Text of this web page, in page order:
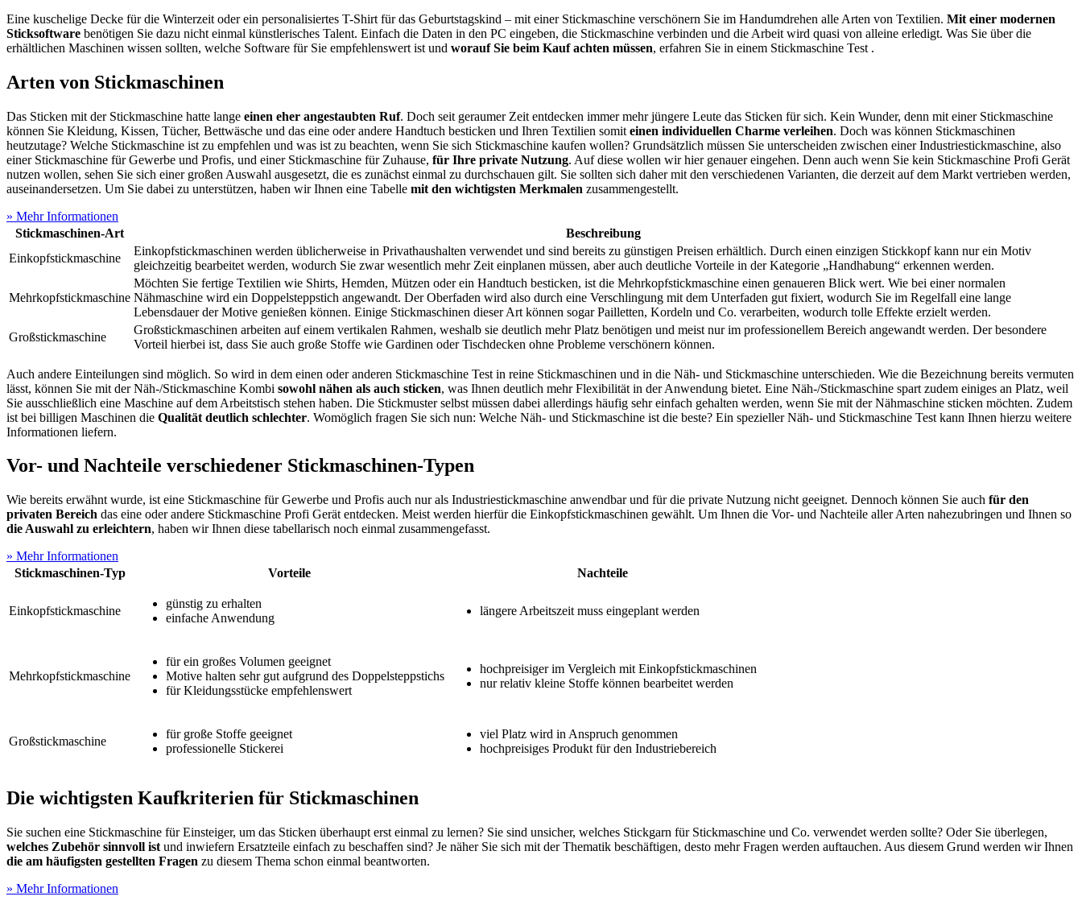
Eine kuschelige Decke für die Winterzeit oder ein personalisiertes T-Shirt für das Geburtstagskind – mit einer Stickmaschine verschönern Sie im Handumdrehen alle Arten von Textilien. Mit einer modernen
Sticksoftware benötigen Sie dazu nicht einmal künstlerisches Talent. Einfach die Daten in den PC eingeben, die Stickmaschine verbinden und die Arbeit wird quasi von alleine erledigt. Was Sie über die
erhältlichen Maschinen wissen sollten, welche Software für Sie empfehlenswert ist und worauf Sie beim Kauf achten müssen, erfahren Sie in einem Stickmaschine Test .
Arten von Stickmaschinen
Das Sticken mit der Stickmaschine hatte lange einen eher angestaubten Ruf. Doch seit geraumer Zeit entdecken immer mehr jüngere Leute das Sticken für sich. Kein Wunder, denn mit einer Stickmaschine
können Sie Kleidung, Kissen, Tücher, Bettwäsche und das eine oder andere Handtuch besticken und Ihren Textilien somit einen individuellen Charme verleihen. Doch was können Stickmaschinen
heutzutage? Welche Stickmaschine ist zu empfehlen und was ist zu beachten, wenn Sie sich Stickmaschine kaufen wollen? Grundsätzlich müssen Sie unterscheiden zwischen einer Industriestickmaschine, also
einer Stickmaschine für Gewerbe und Profis, und einer Stickmaschine für Zuhause, für Ihre private Nutzung. Auf diese wollen wir hier genauer eingehen. Denn auch wenn Sie kein Stickmaschine Profi Gerät
nutzen wollen, sehen Sie sich einer großen Auswahl ausgesetzt, die es zunächst einmal zu durchschauen gilt. Sie sollten sich daher mit den verschiedenen Varianten, die derzeit auf dem Markt vertrieben werden,
auseinandersetzen. Um Sie dabei zu unterstützen, haben wir Ihnen eine Tabelle mit den wichtigsten Merkmalen zusammengestellt.
» Mehr Informationen
Stickmaschinen-Art
Beschreibung
Einkopfstickmaschine
Einkopfstickmaschinen werden üblicherweise in Privathaushalten verwendet und sind bereits zu günstigen Preisen erhältlich. Durch einen einzigen Stickkopf kann nur ein Motiv
gleichzeitig bearbeitet werden, wodurch Sie zwar wesentlich mehr Zeit einplanen müssen, aber auch deutliche Vorteile in der Kategorie „Handhabung“ erkennen werden.
Mehrkopfstickmaschine
Möchten Sie fertige Textilien wie Shirts, Hemden, Mützen oder ein Handtuch besticken, ist die Mehrkopfstickmaschine einen genaueren Blick wert. Wie bei einer normalen
Nähmaschine wird ein Doppelsteppstich angewandt. Der Oberfaden wird also durch eine Verschlingung mit dem Unterfaden gut fixiert, wodurch Sie im Regelfall eine lange
Lebensdauer der Motive genießen können. Einige Stickmaschinen dieser Art können sogar Pailletten, Kordeln und Co. verarbeiten, wodurch tolle Effekte erzielt werden.
Großstickmaschine
Großstickmaschinen arbeiten auf einem vertikalen Rahmen, weshalb sie deutlich mehr Platz benötigen und meist nur im professionellem Bereich angewandt werden. Der besondere
Vorteil hierbei ist, dass Sie auch große Stoffe wie Gardinen oder Tischdecken ohne Probleme verschönern können.
Auch andere Einteilungen sind möglich. So wird in dem einen oder anderen Stickmaschine Test in reine Stickmaschinen und in die Näh- und Stickmaschine unterschieden. Wie die Bezeichnung bereits vermuten
lässt, können Sie mit der Näh-/Stickmaschine Kombi sowohl nähen als auch sticken, was Ihnen deutlich mehr Flexibilität in der Anwendung bietet. Eine Näh-/Stickmaschine spart zudem einiges an Platz, weil
Sie ausschließlich eine Maschine auf dem Arbeitstisch stehen haben. Die Stickmuster selbst müssen dabei allerdings häufig sehr einfach gehalten werden, wenn Sie mit der Nähmaschine sticken möchten. Zudem
ist bei billigen Maschinen die Qualität deutlich schlechter. Womöglich fragen Sie sich nun: Welche Näh- und Stickmaschine ist die beste? Ein spezieller Näh- und Stickmaschine Test kann Ihnen hierzu weitere
Informationen liefern.
Vor- und Nachteile verschiedener Stickmaschinen-Typen
Wie bereits erwähnt wurde, ist eine Stickmaschine für Gewerbe und Profis auch nur als Industriestickmaschine anwendbar und für die private Nutzung nicht geeignet. Dennoch können Sie auch für den
privaten Bereich das eine oder andere Stickmaschine Profi Gerät entdecken. Meist werden hierfür die Einkopfstickmaschinen gewählt. Um Ihnen die Vor- und Nachteile aller Arten nahezubringen und Ihnen so
die Auswahl zu erleichtern, haben wir Ihnen diese tabellarisch noch einmal zusammengefasst.
» Mehr Informationen
Stickmaschinen-Typ
Vorteile Nachteile
Einkopfstickmaschine
günstig zu erhalten
einfache Anwendung
längere Arbeitszeit muss eingeplant werden
Mehrkopfstickmaschine
für ein großes Volumen geeignet
Motive halten sehr gut aufgrund des Doppelsteppstichs
für Kleidungsstücke empfehlenswert
hochpreisiger im Vergleich mit Einkopfstickmaschinen
nur relativ kleine Stoffe können bearbeitet werden
Großstickmaschine
für große Stoffe geeignet
professionelle Stickerei
viel Platz wird in Anspruch genommen
hochpreisiges Produkt für den Industriebereich
Die wichtigsten Kaufkriterien für Stickmaschinen
Sie suchen eine Stickmaschine für Einsteiger, um das Sticken überhaupt erst einmal zu lernen? Sie sind unsicher, welches Stickgarn für Stickmaschine und Co. verwendet werden sollte? Oder Sie überlegen,
welches Zubehör sinnvoll ist und inwiefern Ersatzteile einfach zu beschaffen sind? Je näher Sie sich mit der Thematik beschäftigen, desto mehr Fragen werden auftauchen. Aus diesem Grund werden wir Ihnen
die am häufigsten gestellten Fragen zu diesem Thema schon einmal beantworten.
» Mehr Informationen